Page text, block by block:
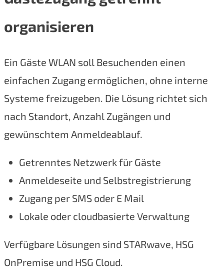
organisieren
Ein Gäste WLAN soll Besuchenden einen
einfachen Zugang ermöglichen, ohne interne
Systeme freizugeben. Die Lösung richtet sich
nach Standort, Anzahl Zugängen und
gewünschtem Anmeldeablauf.
Getrenntes Netzwerk für Gäste
Anmeldeseite und Selbstregistrierung
Zugang per SMS oder E Mail
Lokale oder cloudbasierte Verwaltung
Verfügbare Lösungen sind STARwave, HSG
OnPremise und HSG Cloud.